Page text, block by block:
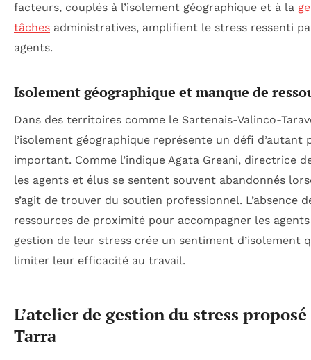
facteurs, couplés à l’isolement géographique et à la
tâches administratives, amplifient le stress ressenti
agents.
Isolement géographique et manque de
Dans des territoires comme le Sartenais-Valinco-
l’isolement géographique représente un défi d’autant
important. Comme l’indique Agata Greani, directrice
les agents et élus se sentent souvent abandonnés
s’agit de trouver du soutien professionnel. L’absence
ressources de proximité pour accompagner les
gestion de leur stress crée un sentiment d’isolement
limiter leur efficacité au travail.
L’atelier de gestion du stress
Tarra